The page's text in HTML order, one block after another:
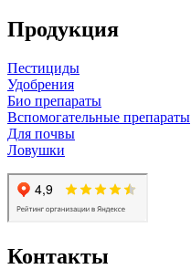
Продукция
Пестициды
Удобрения
Био препараты
Вспомогательные препараты
Для почвы
Ловушки
Контакты